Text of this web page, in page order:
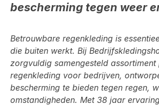
bescherming tegen weer
Betrouwbare regenkleding is
die buiten werkt. Bij
zorgvuldig samengesteld assortiment
regenkleding voor bedrijven,
bescherming te bieden tegen regen,
omstandigheden. Met 38 jaar